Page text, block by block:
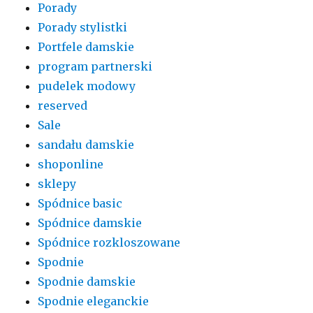
Porady
Porady stylistki
Portfele damskie
program partnerski
pudelek modowy
reserved
Sale
sandału damskie
shoponline
sklepy
Spódnice basic
Spódnice damskie
Spódnice rozkloszowane
Spodnie
Spodnie damskie
Spodnie eleganckie